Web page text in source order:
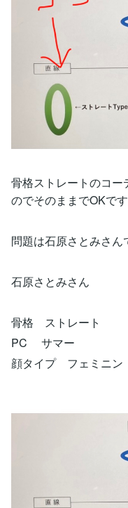
骨格ストレートのコー
のでそのままでOKです
問題は石原さとみさん
石原さとみさん
骨格 ストレート
PC サマー
顔タイプ フェミニン